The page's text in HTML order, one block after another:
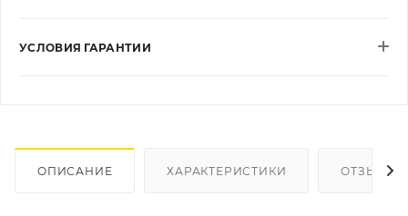
УСЛОВИЯ ГАРАНТИИ
ОПИСАНИЕ ХАРАКТЕРИСТИКИ ОТЗЫВЫ